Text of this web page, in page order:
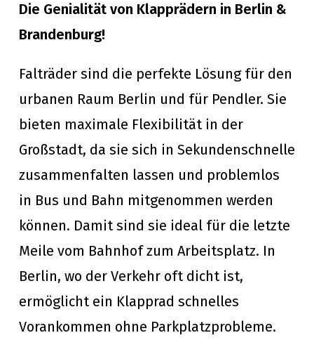
Die Genialität von Klapprädern in Berlin &
Brandenburg!
Falträder sind die perfekte Lösung für den
urbanen Raum Berlin und für Pendler. Sie
bieten maximale Flexibilität in der
Großstadt, da sie sich in Sekundenschnelle
zusammenfalten lassen und problemlos
in Bus und Bahn mitgenommen werden
können. Damit sind sie ideal für die letzte
Meile vom Bahnhof zum Arbeitsplatz. In
Berlin, wo der Verkehr oft dicht ist,
ermöglicht ein Klapprad schnelles
Vorankommen ohne Parkplatzprobleme.